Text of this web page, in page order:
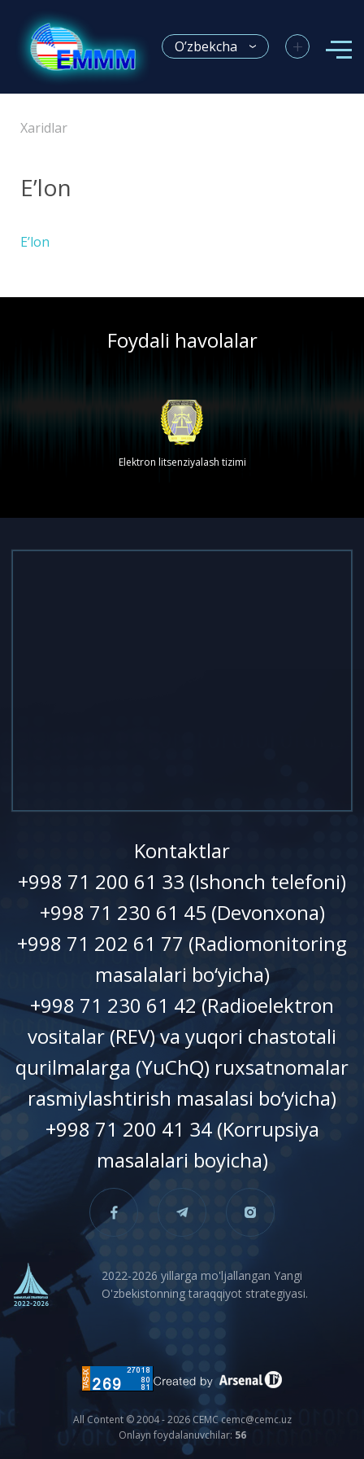
O’zbekcha +
Xaridlar
E’lon
E’lon
Foydali havolalar
Elektron litsenziyalash tizimi
Kontaktlar
+998 71 200 61 33 (Ishonch telefoni)
+998 71 230 61 45 (Devonxonа)
+998 71 202 61 77 (Radiomonitoring
masalalari bo‘yicha)
+998 71 230 61 42 (Radioelektron
vositalar (REV) va yuqori chastotali
qurilmalarga (YuChQ) ruxsatnomalar
rasmiylashtirish masalasi bo‘yicha)
+998 71 200 41 34 (Korrupsiya
masalalari boyicha)
2022-2026 yillarga mo'ljallangan Yangi
O'zbekistonning taraqqiyot strategiyasi.
All Content © 2004 - 2026 CEMC cemc@cemc.uz
Onlayn foydalanuvchilar: 56